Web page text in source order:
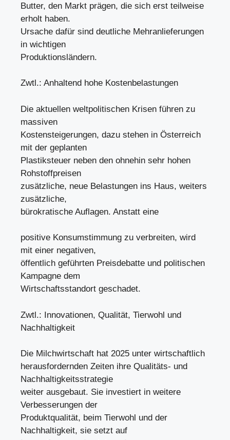
Butter, den Markt prägen, die sich erst teilweise
erholt haben.
Ursache dafür sind deutliche Mehranlieferungen
in wichtigen
Produktionsländern.
Zwtl.: Anhaltend hohe Kostenbelastungen
Die aktuellen weltpolitischen Krisen führen zu
massiven
Kostensteigerungen, dazu stehen in Österreich
mit der geplanten
Plastiksteuer neben den ohnehin sehr hohen
Rohstoffpreisen
zusätzliche, neue Belastungen ins Haus, weiters
zusätzliche,
bürokratische Auflagen. Anstatt eine
positive Konsumstimmung zu verbreiten, wird
mit einer negativen,
öffentlich geführten Preisdebatte und politischen
Kampagne dem
Wirtschaftsstandort geschadet.
Zwtl.: Innovationen, Qualität, Tierwohl und
Nachhaltigkeit
Die Milchwirtschaft hat 2025 unter wirtschaftlich
herausfordernden Zeiten ihre Qualitäts- und
Nachhaltigkeitsstrategie
weiter ausgebaut. Sie investiert in weitere
Verbesserungen der
Produktqualität, beim Tierwohl und der
Nachhaltigkeit, sie setzt auf